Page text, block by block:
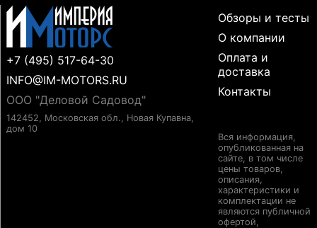
+7 (495) 517-64-30
INFO@IM-MOTORS.RU
ООО "Деловой Садовод"
142452, Московская обл., Новая Купавна,
дом 10
Обзоры и тесты
О компании
Оплата и
доставка
Контакты
Вся информация,
опубликованная на
сайте, в том числе
цены товаров,
описания,
характеристики и
комплектации не
являются публичной
офертой,